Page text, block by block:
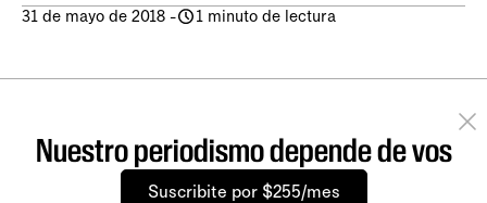
31 de mayo de 2018 - 1 minuto de lectura
Nuestro periodismo depende de vos
Suscribite por $255/mes